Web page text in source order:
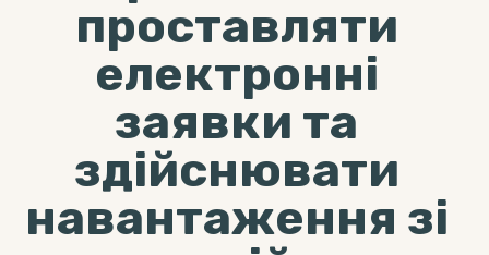
проставляти
електронні
заявки та
здійснювати
навантаження зі